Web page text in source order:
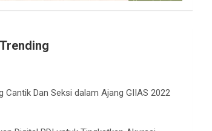
Cantik Dan Seksi dalam Ajang GIIAS 2022